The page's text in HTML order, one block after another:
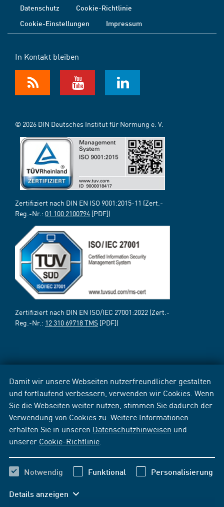
Damit wir unsere Webseiten nutzerfreundlicher gestalten
und fortlaufend verbessern, verwenden wir Cookies. Wenn
Sie die Webseiten weiter nutzen, stimmen Sie dadurch der
Verwendung von Cookies zu. Weitere Informationen
erhalten Sie in unseren Datenschutzhinweisen und
unserer Cookie-Richtlinie
Notwendig Funktional Personalisierung
Details anzeigen
Datenschutz
Cookie-Richtlinie
Cookie-Einstellungen
Impressum
In Kontakt bleiben
© 2026 DIN Deutsches Institut für Normung e. V.
Zertifiziert nach DIN EN ISO 9001:2015-11 (Zert.-
Reg.-Nr.: 01 100 2100794 [PDF])
Zertifiziert nach DIN EN ISO/IEC 27001:2022 (Zert.-
Reg.-Nr.: 12 310 69718 TMS [PDF])